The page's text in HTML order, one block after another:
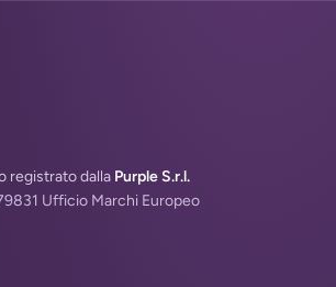
registrato dalla Purple S.r.l.
Ufficio Marchi Europeo